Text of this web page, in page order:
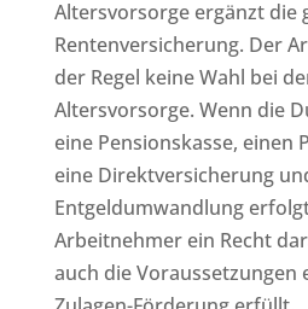
Altersvorsorge ergänzt die
Rentenversicherung. Der
der Regel keine Wahl bei
Altersvorsorge. Wenn die
eine Pensionskasse, einen
eine Direktversicherung
Entgeldumwandlung
Arbeitnehmer ein Recht
auch die Voraussetzungen